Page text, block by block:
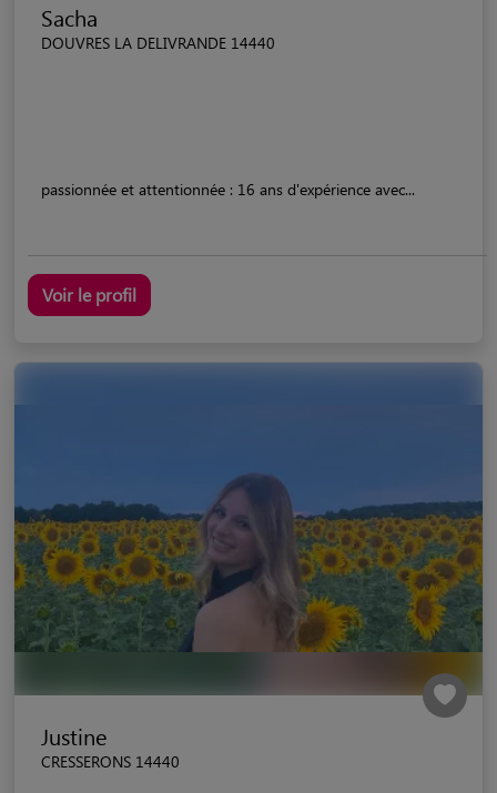
Sacha
DOUVRES LA DELIVRANDE 14440
passionnée et attentionnée : 16 ans d'expérience avec...
Voir le profil
Justine
CRESSERONS 14440